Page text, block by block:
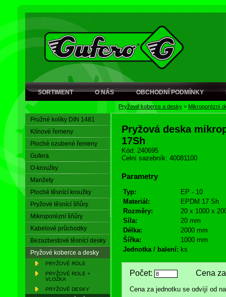
SORTIMENT O NÁS OBCHODNÍ PODMÍNKY
Pryžové koberce a desky > Mikroporézní
Pružné kolíky DIN 1481
Klínové řemeny
Ploché ozubené řemeny
Gufera
O-kroužky
Manžety
Ploché těsnící kroužky
Pryžové těsnící šňůry
Mikroporézní šňůry
Kabelové průchodky
Bezazbestové těsnící desky
Pryžové koberce a desky
PRYŽOVÉ ROLE
PRYŽOVÉ ROLE +
VLOŽKA
PRYŽOVÉ DESKY
Pryžová deska
17Sh
Kód: 240695
Celní sazebník: 40081100
Parametry
Typ:
EP - 10
Materiál:
EPDM 17 Sh
Rozměry:
20 x 1000 x
Síla:
20 mm
Délka:
2000 mm
Šířka:
1000 mm
Jednotka / balení: ks
Počet: Cena za
Cena za jednotku se odvíjí od